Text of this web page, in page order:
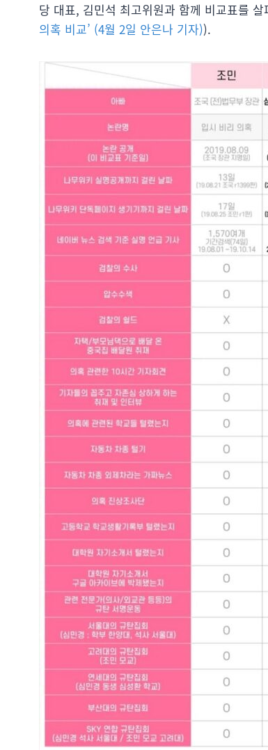
당 대표, 김민석 최고위원과 함께 비교표를
의혹 비교’ (4월 2일 안은나 기자)).